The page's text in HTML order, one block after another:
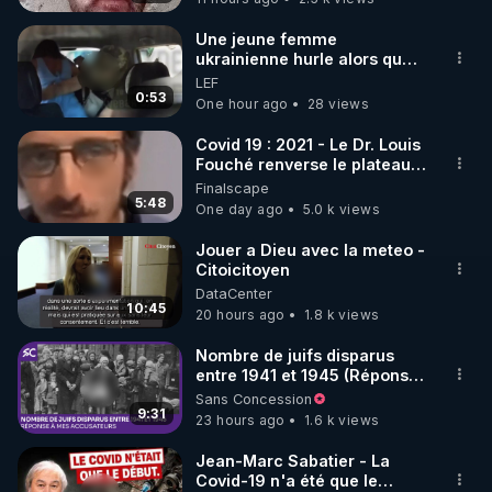
À travers ses voyages auprès de peuples
traditionnels en parfaite santé dentaire, Price
identifie un mystérieux nutriment, omniprésent
dans leur alimentation vivante et non industrialisée,
qu’il nomme « Facteur X » – aujourd’hui reconnu
comme la vitamine K2.
Cette substance joue un rôle clé dans la
reminéralisation des dents, en guidant le calcium
vers les os et en empêchant son dépôt dans les
tissus mous.
Mais la K2 n’agit pas seule : elle fonctionne en
synergie avec d’autres micronutriments essentiels
comme les vitamines D, A, C et le magnésium,
chacun jouant un rôle précis dans la solidité
dentaire, la santé des gencives et l’équilibre global
du corps.
0:53
Une jeune femme
ukrainienne hurle alors que
son ptit ami est brutalement
enlevé par milice Zelensky
LEF
One hour ago
28 views
5:48
Covid 19 : 2021 - Le Dr. Louis
Fouché renverse le plateau
de CNews !
Finalscape
One day ago
5.0 k views
10:45
Jouer a Dieu avec la meteo -
Citoicitoyen
DataCenter
20 hours ago
1.8 k views
9:31
Nombre de juifs disparus
entre 1941 et 1945 (Réponse
à mes accusateurs)
Sans Concession
23 hours ago
1.6 k views
Jean-Marc Sabatier - La
Covid-19 n'a été que le